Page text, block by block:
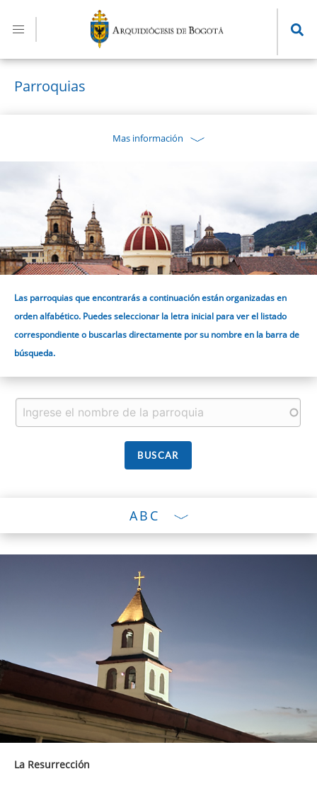
contenido
principal
Parroquias
Mas información
Las parroquias que encontrarás a continuación están organizadas en
orden alfabético. Puedes seleccionar la letra inicial para ver el listado
correspondiente o buscarlas directamente por su nombre en la barra de
búsqueda.
ABC
La Resurrección